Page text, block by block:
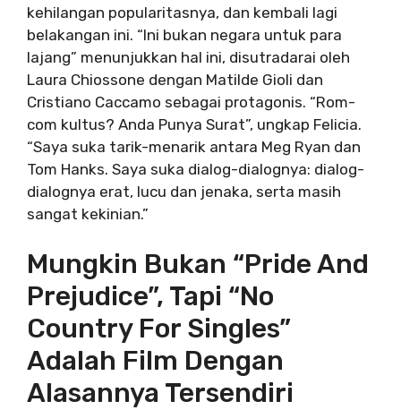
kehilangan popularitasnya, dan kembali lagi
belakangan ini. “Ini bukan negara untuk para
lajang” menunjukkan hal ini, disutradarai oleh
Laura Chiossone dengan Matilde Gioli dan
Cristiano Caccamo sebagai protagonis. “Rom-
com kultus? Anda Punya Surat”, ungkap Felicia.
“Saya suka tarik-menarik antara Meg Ryan dan
Tom Hanks. Saya suka dialog-dialognya: dialog-
dialognya erat, lucu dan jenaka, serta masih
sangat kekinian.”
Mungkin Bukan “Pride And
Prejudice”, Tapi “No
Country For Singles”
Adalah Film Dengan
Alasannya Tersendiri